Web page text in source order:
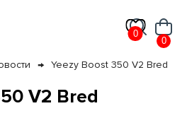
0
0
Yeezy Boost 350 V2 Bred
V2 Bred